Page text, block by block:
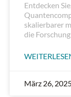
Entdecken
skalierbarer
die
März 26,